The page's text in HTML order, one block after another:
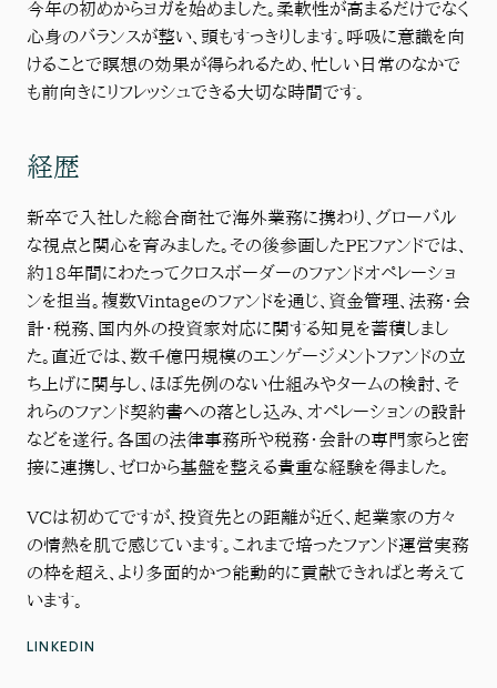
今年の初めからヨガを始めました。柔軟性が高まるだけでなく
心身のバランスが整い、頭もすっきりします。呼吸に意識を向
けることで瞑想の効果が得られるため、忙しい日常のなかで
も前向きにリフレッシュできる大切な時間です。
経歴
新卒で入社した総合商社で海外業務に携わり、グローバル
な視点と関心を育みました。その後参画したPEファンドでは、
約18年間にわたってクロスボーダーのファンドオペレーショ
ンを担当。複数Vintageのファンドを通じ、資金管理、法務・会
計・税務、国内外の投資家対応に関する知見を蓄積しまし
た。直近では、数千億円規模のエンゲージメントファンドの立
ち上げに関与し、ほぼ先例のない仕組みやタームの検討、そ
れらのファンド契約書への落とし込み、オペレーションの設計
などを遂行。各国の法律事務所や税務・会計の専門家らと密
接に連携し、ゼロから基盤を整える貴重な経験を得ました。
VCは初めてですが、投資先との距離が近く、起業家の方々
の情熱を肌で感じています。これまで培ったファンド運営実務
の枠を超え、より多面的かつ能動的に貢献できればと考えて
います。
LINKEDIN